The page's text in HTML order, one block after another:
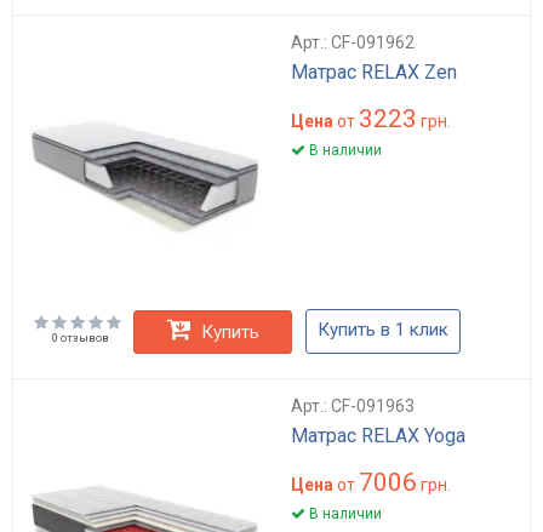
Арт.: CF-091962
Матрас RELAX Zen
Цена от 3223 грн.
В наличии
0 отзывов Купить Купить в 1 клик
Арт.: CF-091963
Матрас RELAX Yoga
Цена от 7006 грн.
В наличии